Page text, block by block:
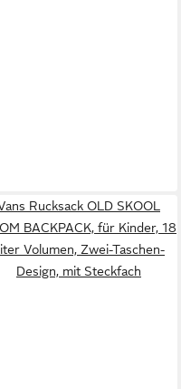
Rucksack OLD SKOOL
BACKPACK, für Kinder, 18
Volumen, Zwei-Taschen-
Design, mit Steckfach